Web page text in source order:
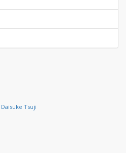
Daisuke Tsuji